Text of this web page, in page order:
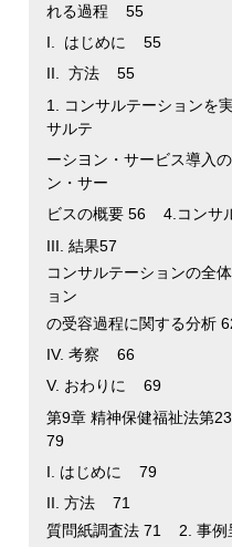
れる過程 55
I. はじめに 55
II. 方法 55
1. コンサルテーションを
サルテ
ーシヨン・サービス導入
ン・サー
ビスの概要 56 4.コンサ
III. 結果57
コンサルテーションの全
ョン
の受容過程に関する分析
IV. 考察 66
V. おわりに 69
第9章 精神保健福祉法第
79
I. はじめに 79
II. 方法 71
質問紙調査法 71 2. 事例